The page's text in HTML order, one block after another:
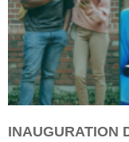
INAUGURATION